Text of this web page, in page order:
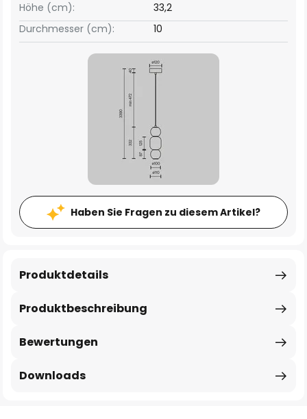
Höhe (cm):
33,2
Durchmesser (cm):
10
Haben Sie Fragen zu diesem Artikel?
Produktbeschreibung
Produktdetails
Bewertungen
Downloads